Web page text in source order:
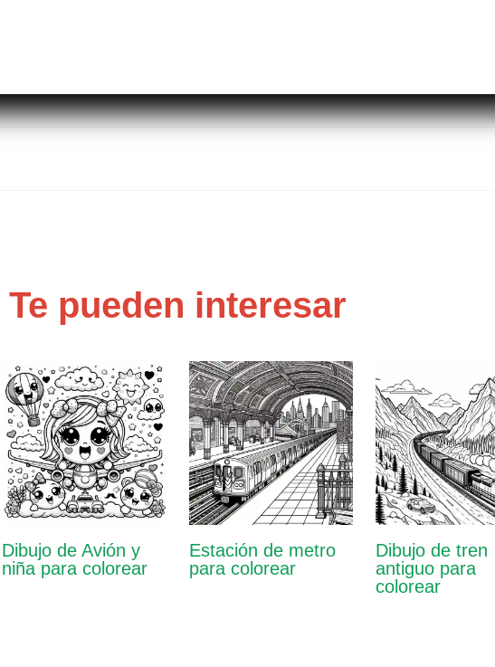
Te pueden interesar
Dibujo de Avión y
niña para colorear
Estación de metro
para colorear
Dibujo de tren
antiguo para
colorear